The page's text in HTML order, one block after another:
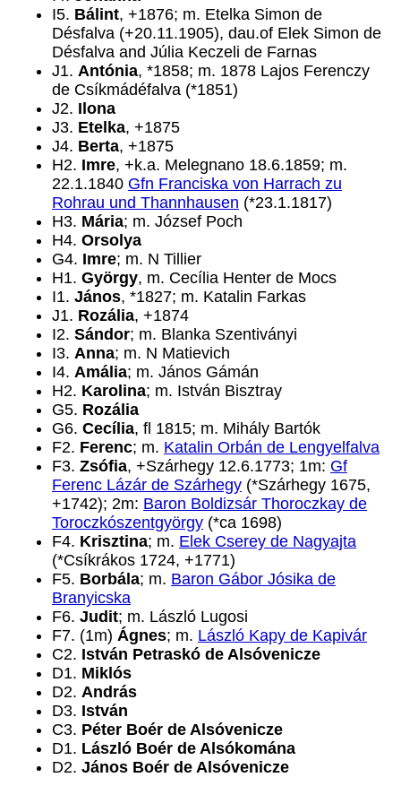
I5. Bálint, +1876; m. Etelka Simon de
Désfalva (+20.11.1905), dau.of Elek Simon de
Désfalva and Júlia Keczeli de Farnas
J1. Antónia, *1858; m. 1878 Lajos Ferenczy
de Csíkmádéfalva (*1851)
J2. Ilona
J3. Etelka, +1875
J4. Berta, +1875
H2. Imre, +k.a. Melegnano 18.6.1859; m.
22.1.1840 Gfn Franciska von Harrach zu
Rohrau und Thannhausen (*23.1.1817)
H3. Mária; m. József Poch
H4. Orsolya
G4. Imre; m. N Tillier
H1. György, m. Cecília Henter de Mocs
I1. János, *1827; m. Katalin Farkas
J1. Rozália, +1874
I2. Sándor; m. Blanka Szentiványi
I3. Anna; m. N Matievich
I4. Amália; m. János Gámán
H2. Karolina; m. István Bisztray
G5. Rozália
G6. Cecília, fl 1815; m. Mihály Bartók
F2. Ferenc; m. Katalin Orbán de Lengyelfalva
F3. Zsófia, +Szárhegy 12.6.1773; 1m: Gf
Ferenc Lázár de Szárhegy (*Szárhegy 1675,
+1742); 2m: Baron Boldizsár Thoroczkay de
Toroczkószentgyörgy (*ca 1698)
F4. Krisztina; m. Elek Cserey de Nagyajta
(*Csíkrákos 1724, +1771)
F5. Borbála; m. Baron Gábor Jósika de
Branyicska
F6. Judit; m. László Lugosi
F7. (1m) Ágnes; m. László Kapy de Kapivár
C2. István Petraskó de Alsóvenicze
D1. Miklós
D2. András
D3. István
C3. Péter Boér de Alsóvenicze
D1. László Boér de Alsókomána
D2. János Boér de Alsóvenicze